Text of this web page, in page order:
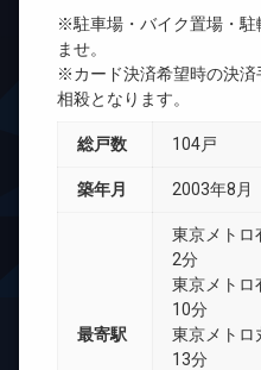
※駐車場・バイク置場・
ませ。
※カード決済希望時の決済
相殺となります。
総戸数 104戸
築年月 2003年8月
最寄駅
東京メトロ
2分
東京メトロ
10分
東京メトロ
13分